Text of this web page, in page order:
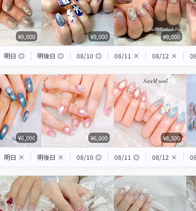
¥9,000 ¥9,000 ¥9,000
明日 ◎ 明後日 ◎ 08/10 ◎ 08/11 × 08/12 ×
¥6,000 ¥6,000 ¥8,500
明日 × 明後日 × 08/10 ◎ 08/11 ◎ 08/12 ×